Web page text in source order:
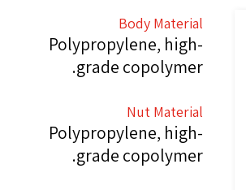
Body Material
Polypropylene, high-
grade copolymer.
Nut Material
Polypropylene, high-
grade copolymer.